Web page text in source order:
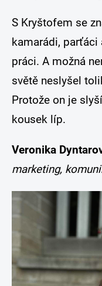
S Kryštofem se
kamarádi,
práci. A možná
světě neslyšel
Protože on je
kousek líp.
Veronika
marketing,